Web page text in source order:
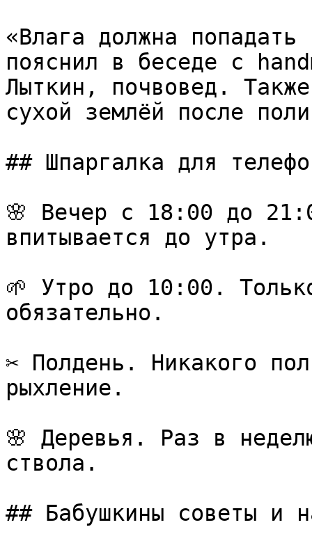
«Влага должна
пояснил в беседе с
Лыткин, почвовед.
сухой землёй после
## Шпаргалка для
🌸 Вечер с 18:00 до
впитывается до утра.
🌱 Утро до 10:00.
обязательно.
✂️ Полдень. Никакого
рыхление.
🌸 Деревья. Раз в
ствола.
## Бабушкины советы и